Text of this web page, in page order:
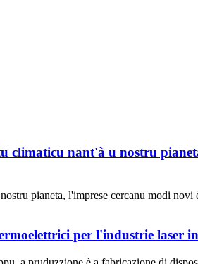
climaticu nant'à u nostru
pianeta, l'imprese cercanu modi
per l'industrie laser